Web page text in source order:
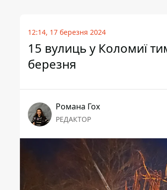
12:14, 17 березня 2024
15 вулиць у Коломиї
березня
Романа Гох
РЕДАКТОР